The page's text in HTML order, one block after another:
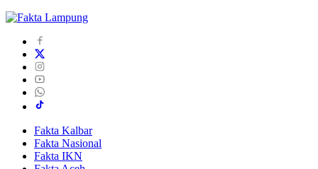
Fakta Kalbar
Fakta Nasional
Fakta IKN